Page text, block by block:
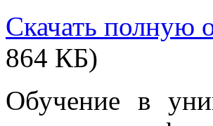
Скачать полную
864 КБ)
Обучение в